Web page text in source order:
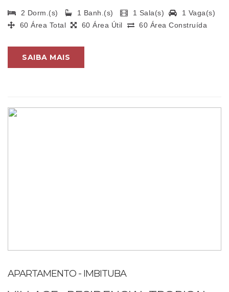
2 Dorm.(s) 1 Banh.(s) 1 Sala(s)
1 Vaga(s)
60 Área Total
60 Área Útil 60 Área Construída
SAIBA MAIS
APARTAMENTO - IMBITUBA